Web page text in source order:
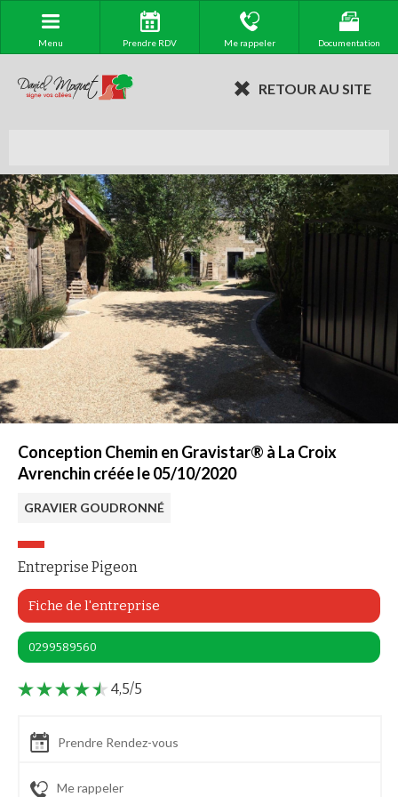
Menu Prendre RDV Me rappeler Documentation
RETOUR AU SITE
Conception Chemin en Gravistar® à La Croix
Avrenchin créée le 05/10/2020
GRAVIER GOUDRONNÉ
Entreprise Pigeon
Fiche de l'entreprise
0299589560
4,5/5
Prendre Rendez-vous
Me rappeler